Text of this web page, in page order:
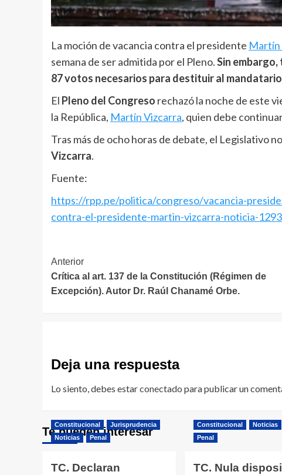
La moción de vacancia contra el presidente Martín
semana de ser admitida por el Pleno.Sin
87 votos necesarios para destituir al
El Pleno del Congreso rechazó la noche de este
la República, Martín Vizcarra, quien debe
Tras más de ocho horas de debate, el Legislativo
Vizcarra.
Fuente:
https://rpp.pe/politica/congreso/vacancia-
contra-el-presidente-martin-vizcarra-noticia-
Navegación
de
entradas
Anterior
Crítica al art. 137 de la Constitución (Régimen de
Excepción). Autor Dr. Raúl Chanamé Orbe.
Deja una respuesta
Lo siento, debes estarconectado para publicar un
Te pueden interesar
Constitucional
Jurisprudencia
Noticias
Penal
TC. Declaran
Constitucional
Noticias
Penal
TC. Nula